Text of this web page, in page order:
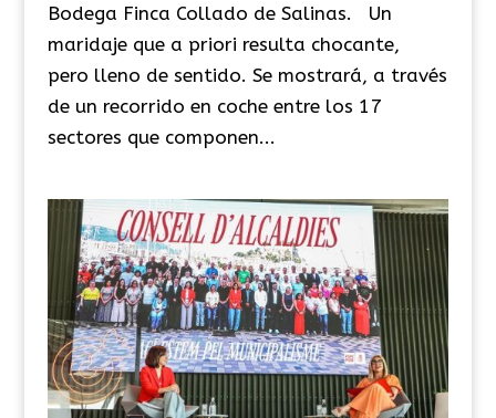
Bodega Finca Collado de Salinas. Un
maridaje que a priori resulta chocante,
pero lleno de sentido. Se mostrará, a través
de un recorrido en coche entre los 17
sectores que componen...